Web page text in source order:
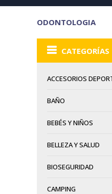
ODONTOLOGIA
CATEGORÍAS
ACCESORIOS
BAÑO
BEBÉS Y NIÑOS
BELLEZA Y SALUD
BIOSEGURIDAD
CAMPING